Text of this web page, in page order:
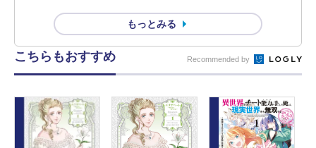
もっとみる
こちらもおすすめ Recommended by